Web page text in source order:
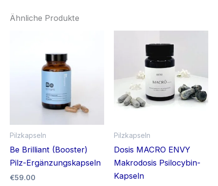
Ähnliche Produkte
Pilzkapseln
Be Brilliant (Booster)
Pilz-Ergänzungskapseln
€59.00
Pilzkapseln
Dosis MACRO ENVY
Makrodosis Psilocybin-
Kapseln